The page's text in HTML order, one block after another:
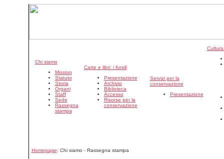
Chi siamo
Mission
Statuto
Storia
Organi
Staff
Sede
Rassegna
stampa
Carte e libri: i fondi
Presentazione
Archivio
Biblioteca
Accesso
Risorse per la
conservazione
Servizi per la
conservazione
Presentazione
Homepage: Chi siamo - Rassegna stampa